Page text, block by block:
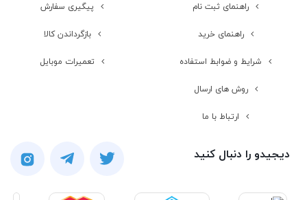
راهنمای ثبت نام
راهنمای خرید
شرایط و ضوابط استفاده
روش های ارسال
ارتباط با ما
پیگیری سفارش
بازگرداندن کالا
تعمیرات موبایل
دیجیدو را دنبال کنید